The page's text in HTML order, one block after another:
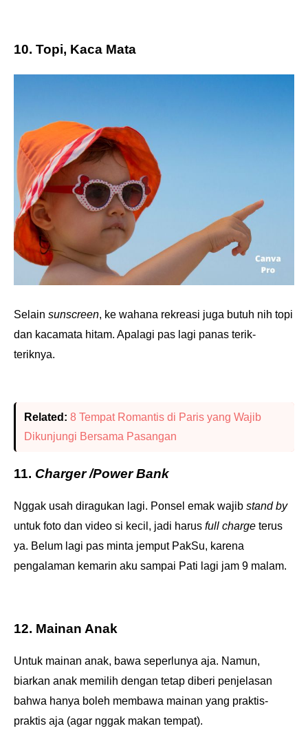
10. Topi, Kaca Mata
Selain sunscreen, ke wahana rekreasi juga butuh nih topi
dan kacamata hitam. Apalagi pas lagi panas terik-
teriknya.
Related: 8 Tempat Romantis di Paris yang Wajib
Dikunjungi Bersama Pasangan
11. Charger /Power Bank
Nggak usah diragukan lagi. Ponsel emak wajib stand by
untuk foto dan video si kecil, jadi harus full charge terus
ya. Belum lagi pas minta jemput PakSu, karena
pengalaman kemarin aku sampai Pati lagi jam 9 malam.
12. Mainan Anak
Untuk mainan anak, bawa seperlunya aja. Namun,
biarkan anak memilih dengan tetap diberi penjelasan
bahwa hanya boleh membawa mainan yang praktis-
praktis aja (agar nggak makan tempat).